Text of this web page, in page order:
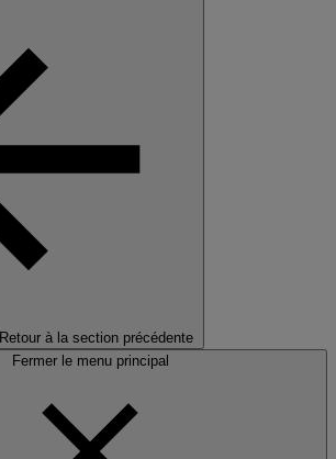
Retour à la section précédente
Fermer le menu principal